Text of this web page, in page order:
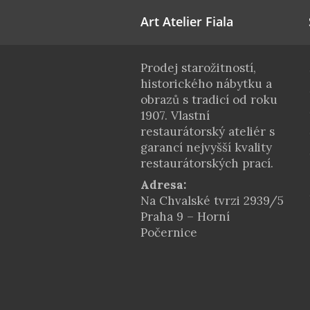
Art Atelier Fiala
Prodej starožitností,
historického nábytku a
obrazů s tradicí od roku
1907. Vlastní
restaurátorský ateliér s
garancí nejvyšší kvality
restaurátorských prací.
Adresa:
Na Chvalské tvrzi 2939/5
Praha 9 – Horní
Počernice